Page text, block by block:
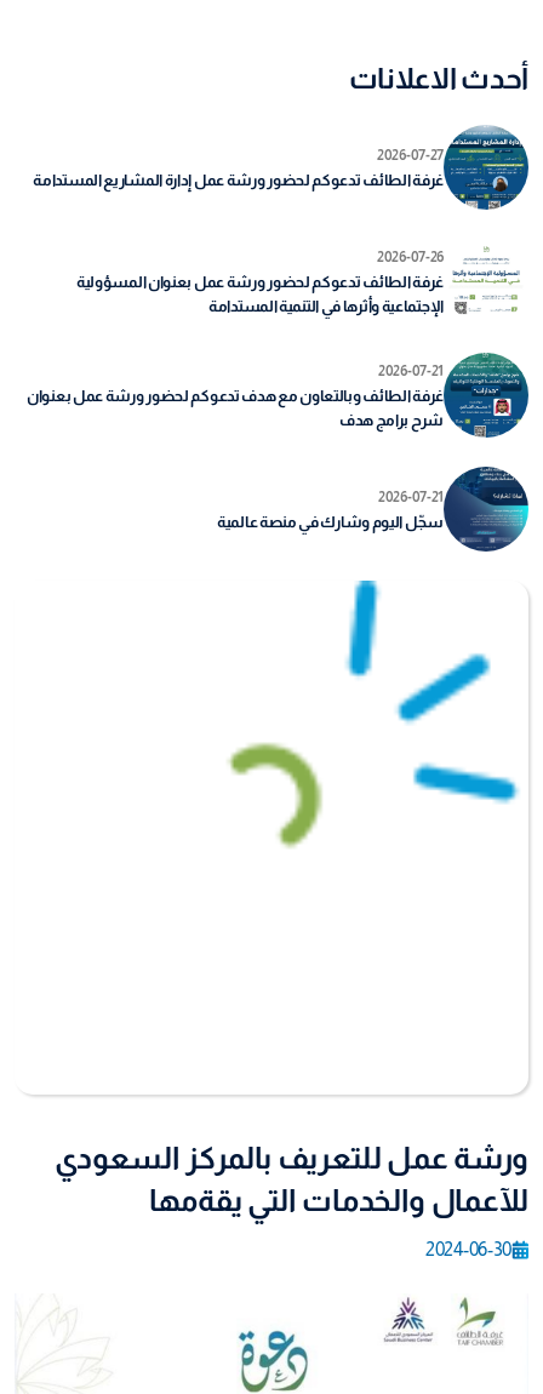
أحدث الاعلانات
2026-07-27
غرفة الطائف تدعوكم لحضور ورشة عمل إدارة المشاريع المستدامة
2026-07-26
غرفة الطائف تدعوكم لحضور ورشة عمل بعنوان المسؤولية
الإجتماعية وأثرها في التنمية المستدامة
2026-07-21
غرفة الطائف وبالتعاون مع هدف تدعوكم لحضور ورشة عمل بعنوان
شرح برامج هدف
2026-07-21
سجّل اليوم وشارك في منصة عالمية
ورشة عمل للتعريف بالمركز السعودي
للآعمال والخدمات التي يقةمها
2024-06-30